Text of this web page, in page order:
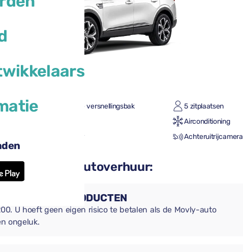
Automatische versnellingsbak
5 zitplaatsen
Airconditioning
Apple CarPlay
Achteruitrijcamera
toe aan uw autoverhuur:
U hoeft geen eigen risico te betalen als de Movly-auto
ongeluk.